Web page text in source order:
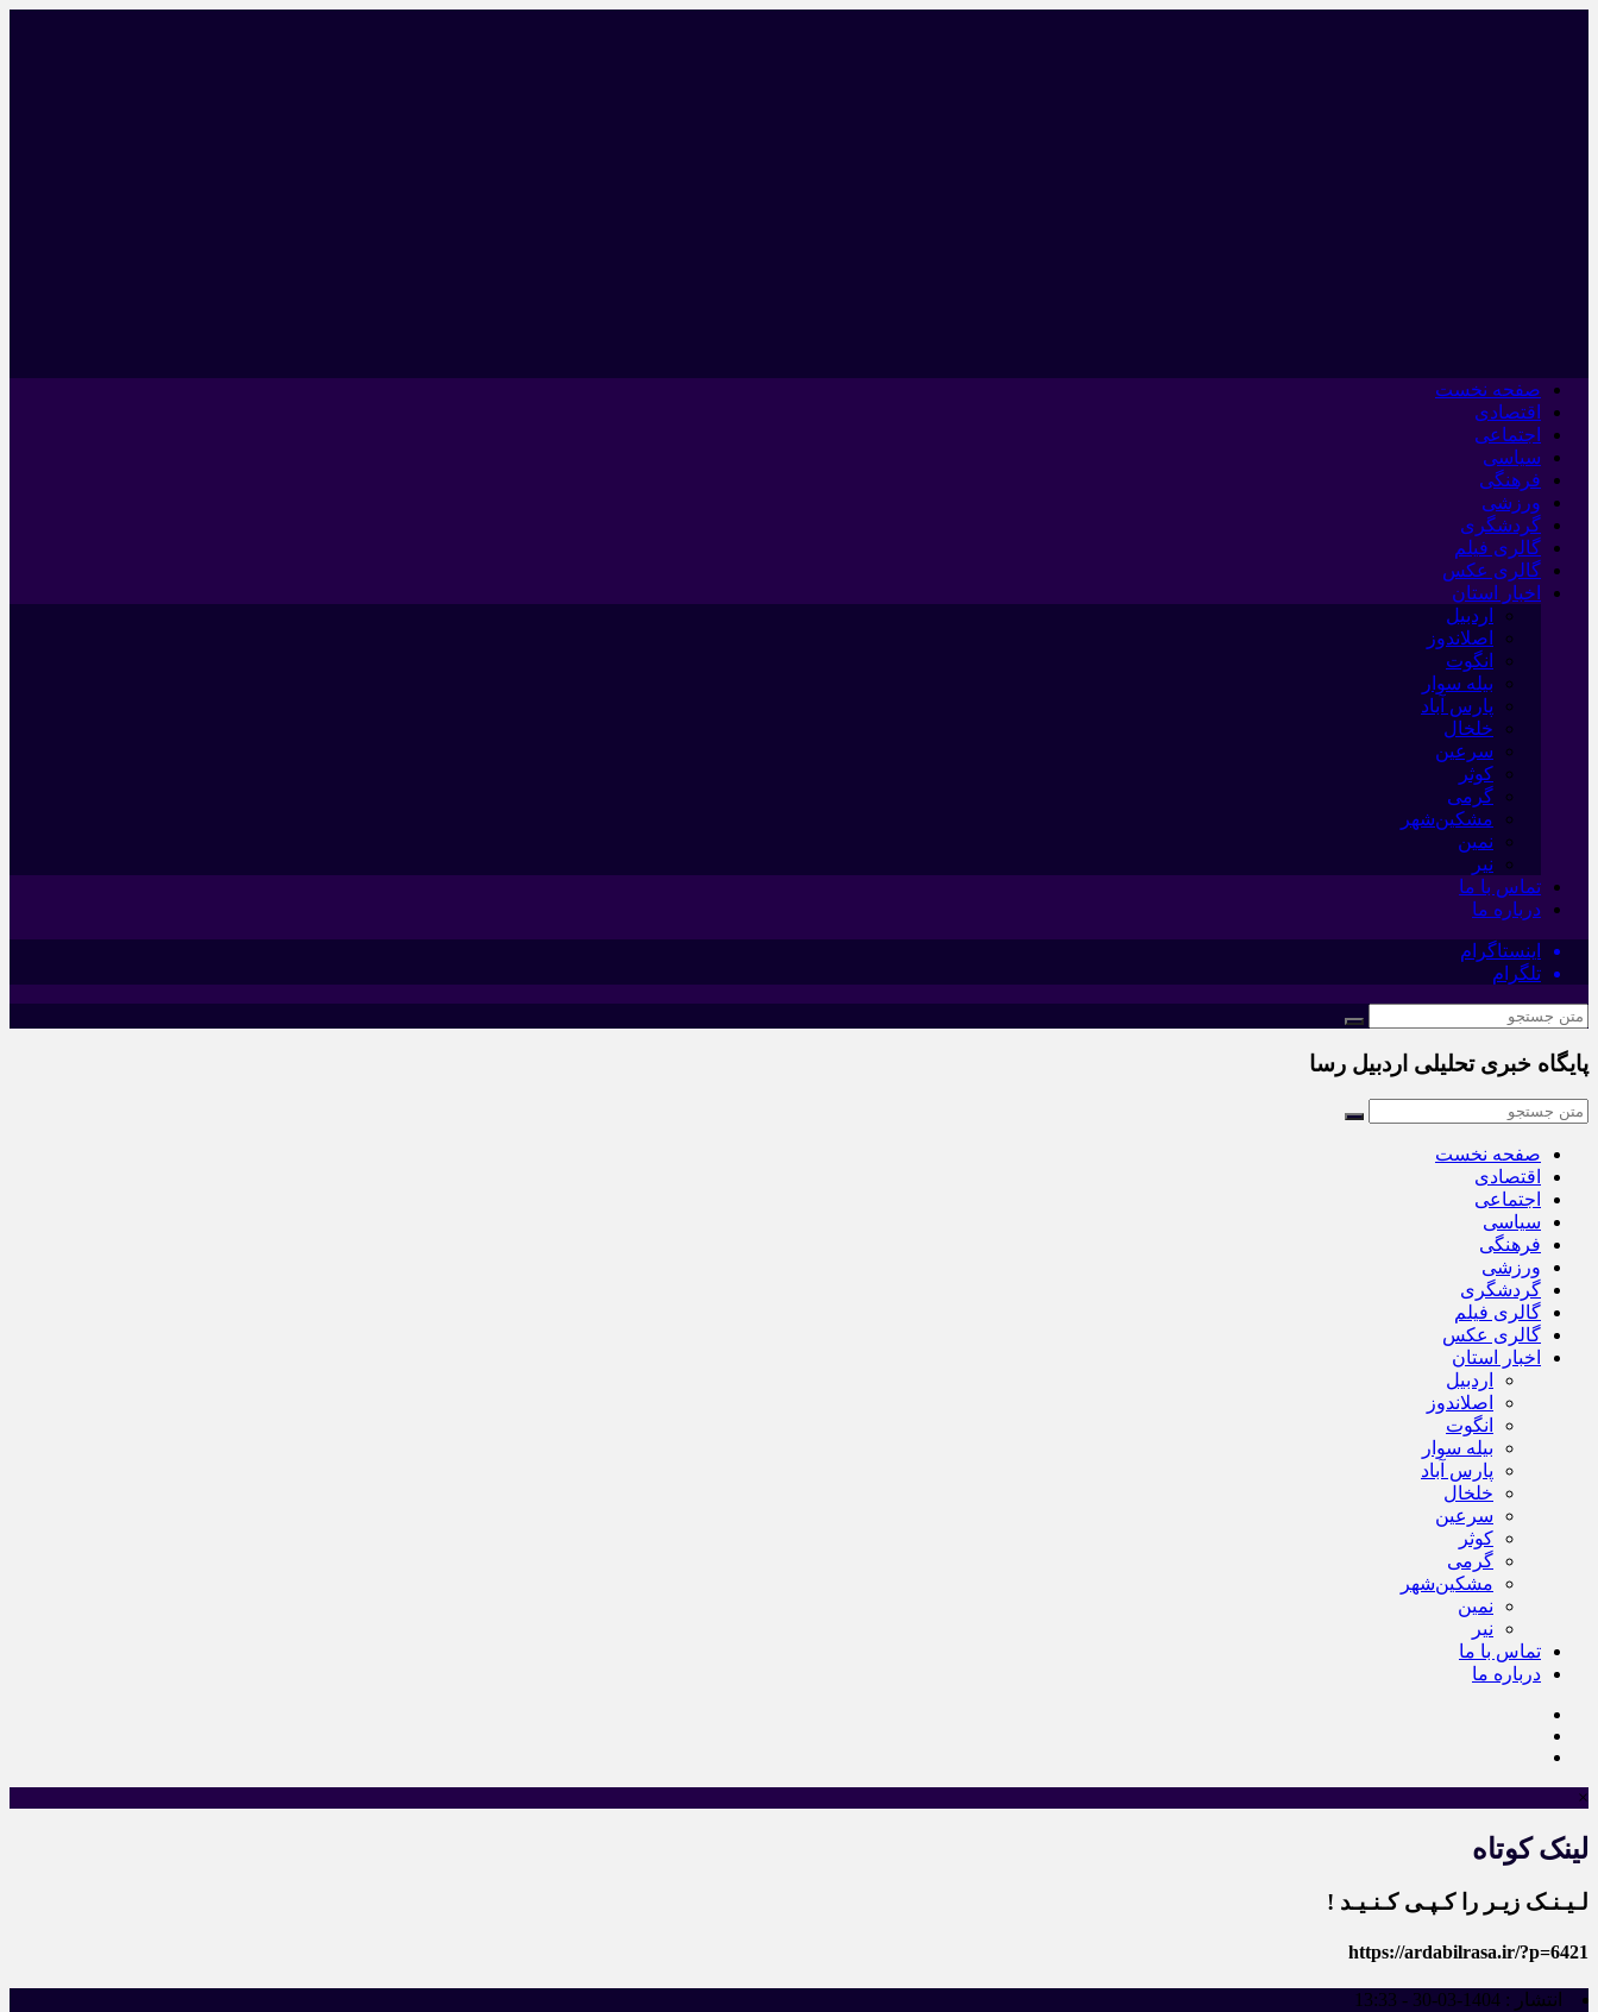
صفحه نخست
اقتصادی
اجتماعی
سیاسی
فرهنگی
ورزشی
گردشگری
گالری فیلم
گالری عکس
اخبار استان
اردبیل
اصلاندوز
انگوت
بیله سوار
پارس آباد
خلخال
سرعین
کوثر
گرمی
مشکین‌شهر
نمین
نیر
تماس با ما
درباره ما
اینستاگرام
تلگرام
پایگاه خبری تحلیلی اردبیل رسا
صفحه نخست
اقتصادی
اجتماعی
سیاسی
فرهنگی
ورزشی
گردشگری
گالری فیلم
گالری عکس
اخبار استان
اردبیل
اصلاندوز
انگوت
بیله سوار
پارس آباد
خلخال
سرعین
کوثر
گرمی
مشکین‌شهر
نمین
نیر
تماس با ما
درباره ما
×
لینک کوتاه
لـیـنـک زیـر را کـپـی کـنـیـد !
https://ardabilrasa.ir/?p=6421
انتشار : 1404-03-30 - 13:33